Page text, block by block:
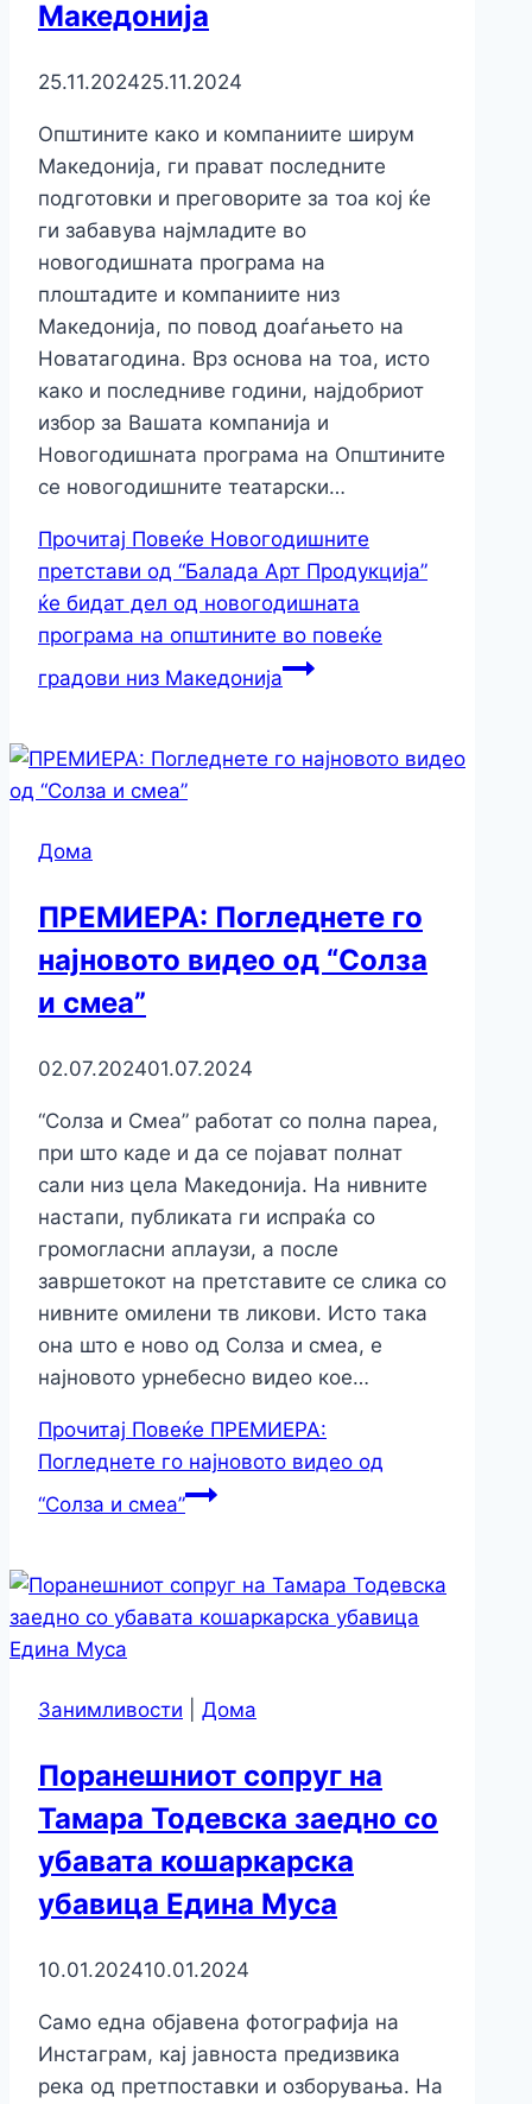
Македонија
25.11.202425.11.2024
Општините како и компаниите ширум
Македонија, ги прават последните
подготовки и преговорите за тоа кој ќе
ги забавува најмладите во
новогодишната програма на
плоштадите и компаниите низ
Македонија, по повод доаѓањето на
Новатагодина. Врз основа на тоа, исто
како и последниве години, најдобриот
избор за Вашата компанија и
Новогодишната програма на Општините
се новогодишните театарски…
Прочитај Повеќе Новогодишните
претстави од “Балада Арт Продукција”
ќе бидат дел од новогодишната
програма на општините во повеќе
градови низ Македонија
Дома
ПРЕМИЕРА: Погледнете го
најновото видео од “Солза
и смеа”
02.07.202401.07.2024
“Солза и Смеа” работат со полна пареа,
при што каде и да се појават полнат
сали низ цела Македонија. На нивните
настапи, публиката ги испраќа со
громогласни аплаузи, а после
завршетокот на претставите се слика со
нивните омилени тв ликови. Исто така
она што е ново од Солза и смеа, е
најновото урнебесно видео кое…
Прочитај Повеќе ПРЕМИЕРА:
Погледнете го најновото видео од
“Солза и смеа”
Занимливости Дома
Поранешниот сопруг на
Тамара Тодевска заедно со
убавата кошаркарска
убавица Едина Муса
10.01.202410.01.2024
Само една објавена фотографија на
Инстаграм, кај јавноста предизвика
река од претпоставки и озборувања. На